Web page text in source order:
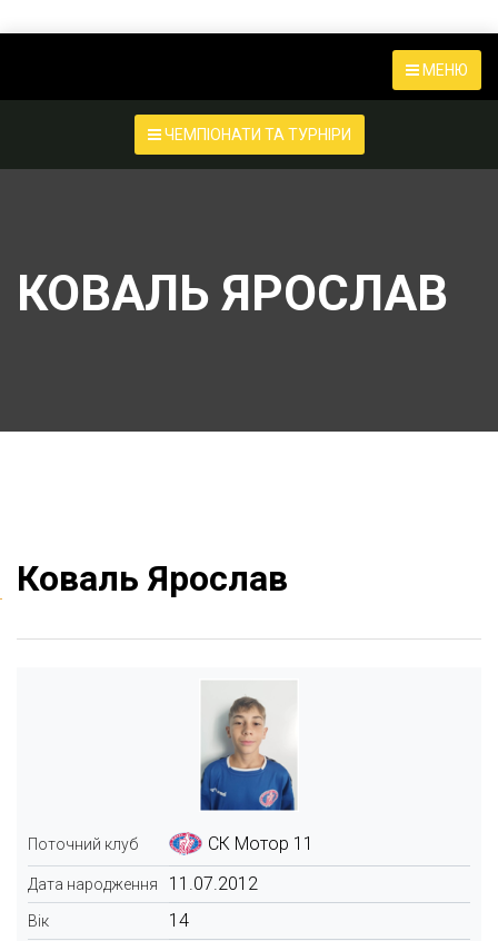
МЕНЮ
ЧЕМПІОНАТИ ТА ТУРНІРИ
КОВАЛЬ ЯРОСЛАВ
Коваль Ярослав
Поточний клуб СК Мотор 11
Дата народження 11.07.2012
Вік 14